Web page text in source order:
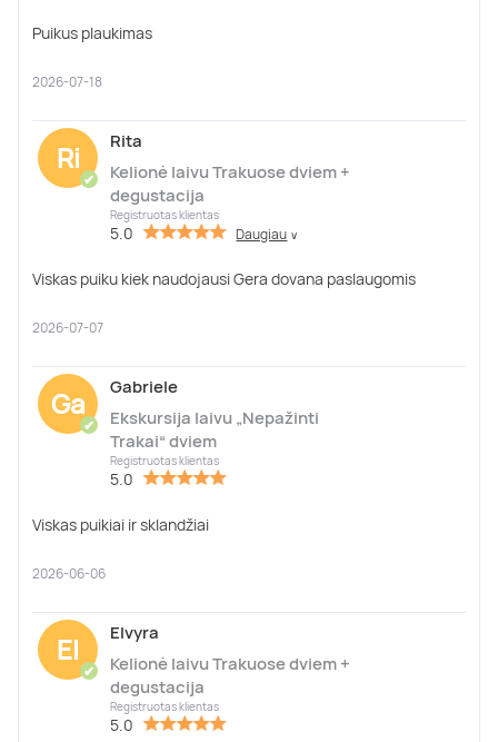
Puikus plaukimas
2026-07-18
Ri
✔
Rita
Kelionė laivu Trakuose dviem +
degustacija
Registruotas klientas
5.0 Daugiau ∨
Viskas puiku kiek naudojausi Gera dovana paslaugomis
2026-07-07
Ga
✔
Gabriele
Ekskursija laivu „Nepažinti
Trakai“ dviem
Registruotas klientas
5.0
Viskas puikiai ir sklandžiai
2026-06-06
El
✔
Elvyra
Kelionė laivu Trakuose dviem +
degustacija
Registruotas klientas
5.0